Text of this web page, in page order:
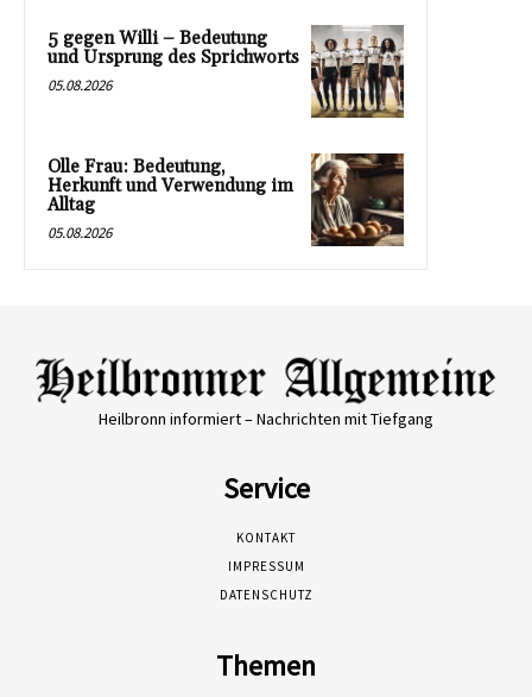
5 gegen Willi – Bedeutung
und Ursprung des Sprichworts
05.08.2026
Olle Frau: Bedeutung,
Herkunft und Verwendung im
Alltag
05.08.2026
Heilbronn informiert – Nachrichten mit Tiefgang
Service
KONTAKT
IMPRESSUM
DATENSCHUTZ
Themen